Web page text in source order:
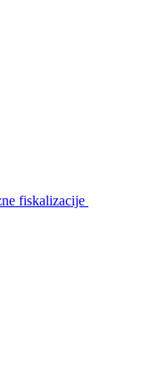
fiskalizacije